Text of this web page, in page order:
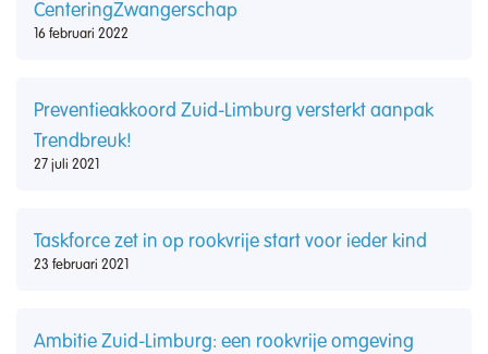
CenteringZwangerschap
16 februari 2022
Preventieakkoord Zuid-Limburg versterkt aanpak
Trendbreuk!
27 juli 2021
Taskforce zet in op rookvrije start voor ieder kind
23 februari 2021
Ambitie Zuid-Limburg: een rookvrije omgeving